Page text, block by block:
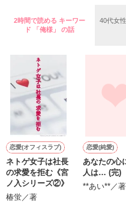
私の考えたのも
何かに必要になったら
参考として
見てくださるのら
とても光栄です(^O^)
是非みてください☆☆
*｡+*｡+*+*｡｡*+｡*゜*+｡+*
２０１１
最終更新４/２４
Ｐ.１９～２６
稚拙な詩集になるかもしれま
その辺りは温かい目でご覧
作
2時間で読める キーワー
ド 「俺様」 の話
40代女
恋愛(オフィスラブ)
ネトゲ女子は社長
の求愛を拒む《宮
ノ入シリーズ②》
椿蛍／著
恋愛(純愛)
あなたの心
人は… (完)
**あい**／著